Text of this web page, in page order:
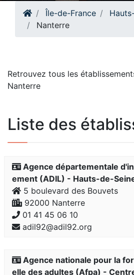
Île-de-France
Nanterre
Retrouvez tous les
Nanterre
Liste des
Agence départementale
ement (ADIL) - Hauts-de-
5 boulevard des Bouvets
92000 Nanterre
01 41 45 06 10
adil92@adil92.org
Agence nationale pour la
elle des adultes (Afpa) -